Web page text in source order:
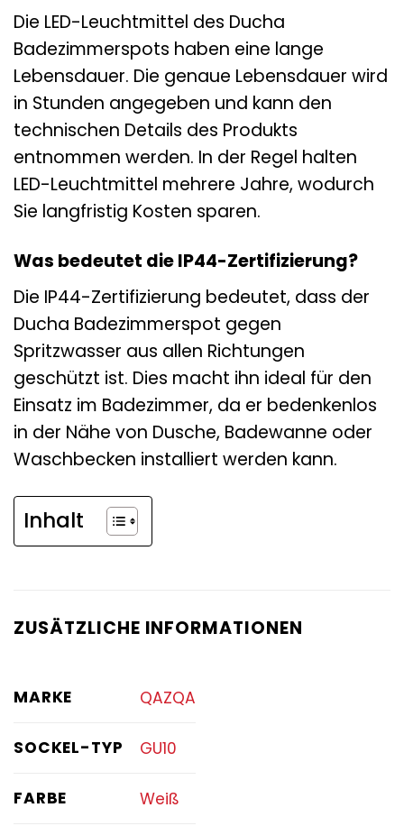
Die LED-Leuchtmittel des Ducha
Badezimmerspots haben eine lange
Lebensdauer. Die genaue Lebensdauer wird
in Stunden angegeben und kann den
technischen Details des Produkts
entnommen werden. In der Regel halten
LED-Leuchtmittel mehrere Jahre, wodurch
Sie langfristig Kosten sparen.
Was bedeutet die IP44-Zertifizierung?
Die IP44-Zertifizierung bedeutet, dass der
Ducha Badezimmerspot gegen
Spritzwasser aus allen Richtungen
geschützt ist. Dies macht ihn ideal für den
Einsatz im Badezimmer, da er bedenkenlos
in der Nähe von Dusche, Badewanne oder
Waschbecken installiert werden kann.
Inhalt
ZUSÄTZLICHE INFORMATIONEN
MARKE QAZQA
SOCKEL-TYP GU10
FARBE Weiß